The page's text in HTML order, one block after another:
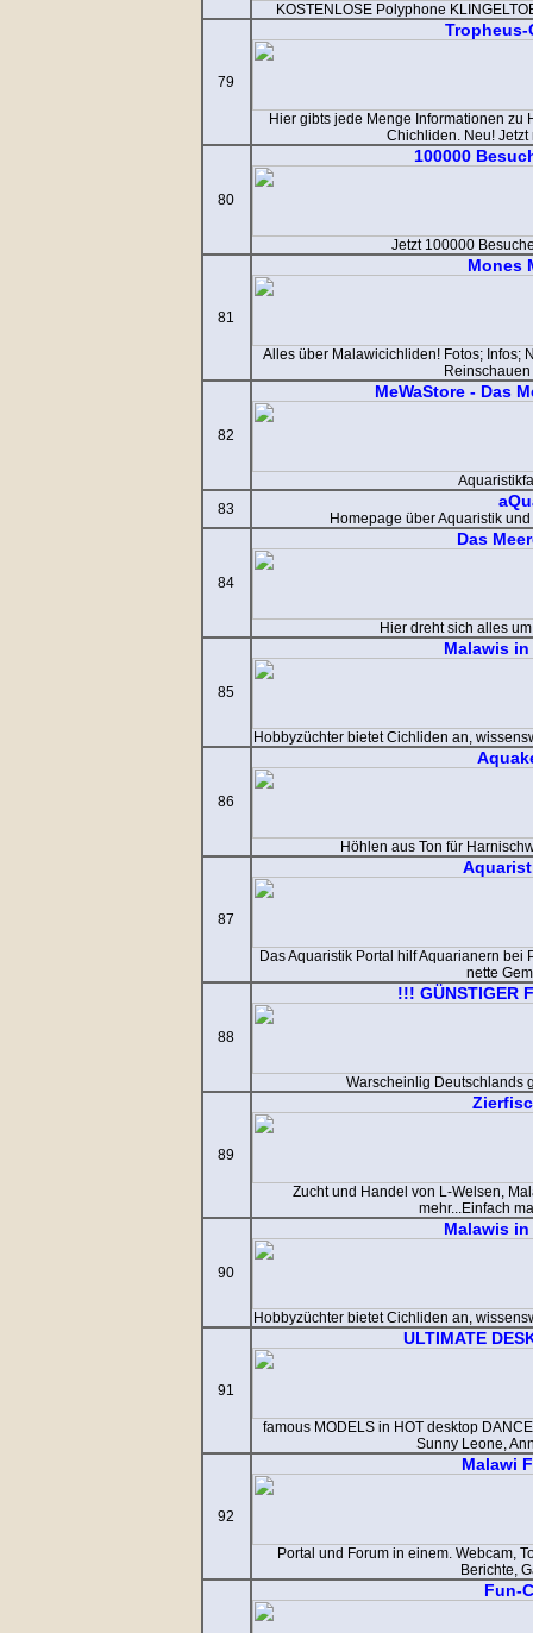
KOSTENLOSE Polyphone
79
Hier gibts jede Menge Informationen zu
Chichliden. Neu! Jetzt
80
100000
Jetzt 100000
81
Mones
Alles über Malawicichliden! Fotos; Infos;
82
MeWaStore - Das
83
Homepage über Aquaristik
84
Das
Hier dreht sich alles
85
Malawis
Hobbyzüchter bietet Cichliden an,
86
Höhlen aus Ton für
87
Das Aquaristik Portal hilf Aquarianern
nette
88
!!! GÜNSTIGER
Warscheinlig Deutschlands
89
Zucht und Handel von L-Welsen,
mehr...Einfach
90
Malawis
Hobbyzüchter bietet Cichliden an,
91
ULTIMATE
famous MODELS in HOT desktop
Sunny Leone,
92
Malawi
Portal und Forum in einem. Webcam,
Berichte,
Fun-